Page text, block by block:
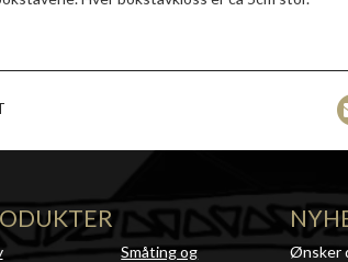
Småting og
Ønsker